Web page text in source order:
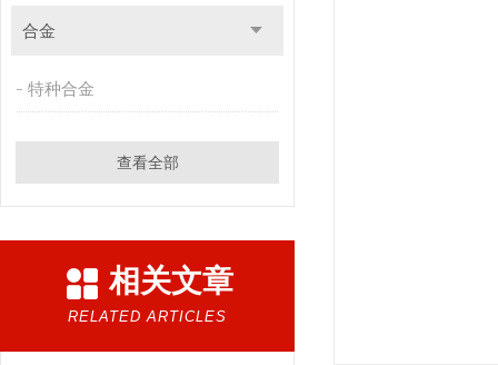
合金
特种合金
查看全部
相关文章
RELATED ARTICLES